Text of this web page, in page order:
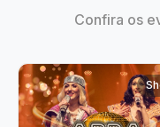
Confira os